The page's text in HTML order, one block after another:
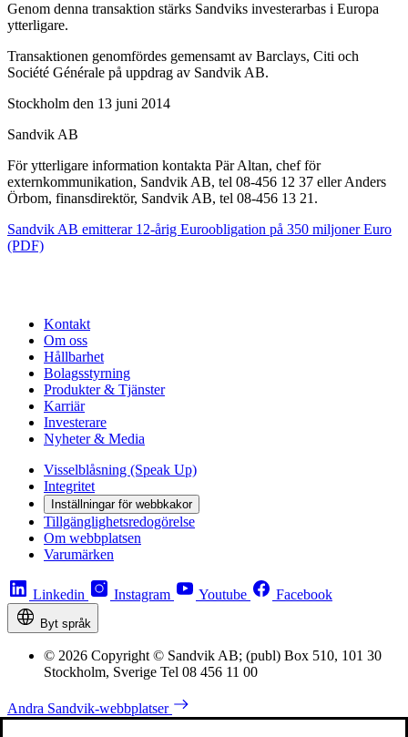
Genom denna transaktion stärks Sandviks investerarbas i Europa
ytterligare.
Transaktionen genomfördes gemensamt av Barclays, Citi och
Société Générale på uppdrag av Sandvik AB.
Stockholm den 13 juni 2014
Sandvik AB
För ytterligare information kontakta Pär Altan, chef för
externkommunikation, Sandvik AB, tel 08-456 12 37 eller Anders
Örbom, finansdirektör, Sandvik AB, tel 08-456 13 21.
Sandvik AB emitterar 12-årig Euroobligation på 350 miljoner Euro
(PDF)
Kontakt
Om oss
Hållbarhet
Bolagsstyrning
Produkter & Tjänster
Karriär
Investerare
Nyheter & Media
Visselblåsning (Speak Up)
Integritet
Inställningar för webbkakor
Tillgänglighetsredogörelse
Om webbplatsen
Varumärken
Linkedin Instagram Youtube Facebook
Byt språk
© 2026 Copyright © Sandvik AB; (publ) Box 510, 101 30
Stockholm, Sverige Tel 08 456 11 00
Andra Sandvik-webbplatser